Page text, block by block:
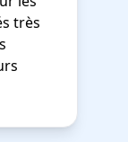
très